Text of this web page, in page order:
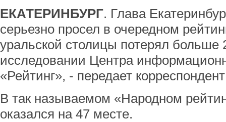
ЕКАТЕРИНБУРГ. Глава
серьезно просел в очередном
уральской столицы потерял больше
исследовании Центра
«Рейтинг», - передает
В так называемом «Народном
оказался на 47 месте.